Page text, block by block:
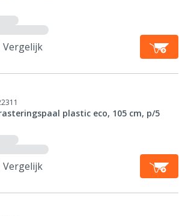
Vergelijk
plastic eco, 105 cm, p/5
Vergelijk